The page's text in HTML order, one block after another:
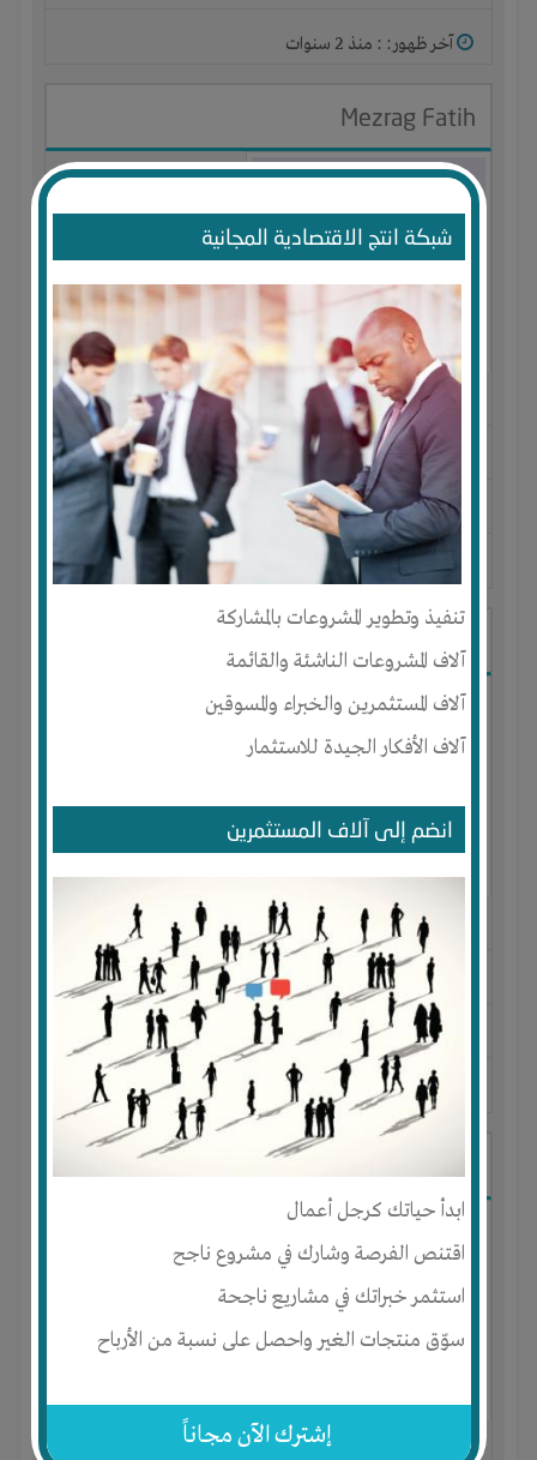
شبكة انتج الاقتصادية المجانية
تنفيذ وتطوير المشروعات بالمشاركة
آلاف المشروعات الناشئة والقائمة
آلاف المستثمرين والخبراء والمسوقين
آلاف الأفكار الجيدة للاستثمار
انضم إلى آلاف المستثمرين
ابدأ حياتك كرجل أعمال
اقتنص الفرصة وشارك في مشروع ناجح
استثمر خبراتك في مشاريع ناجحة
سوّق منتجات الغير واحصل على نسبة من الأرباح
إشترك الآن مجاناً
آخر ظهور: : منذ 2 سنوات
Mezrag Fatih
الجنس : ذكر
لديـه : الخبرات الوقت
المكان :الجزائر-أم البواقي عين مليلة
آخر ظهور: : منذ 2 سنوات
الجنس : ذكر
لديـه : المال-الخبرات
المكان : الجزائر- الجزائر- الجزائر
آخر ظهور: : منذ 2 سنوات